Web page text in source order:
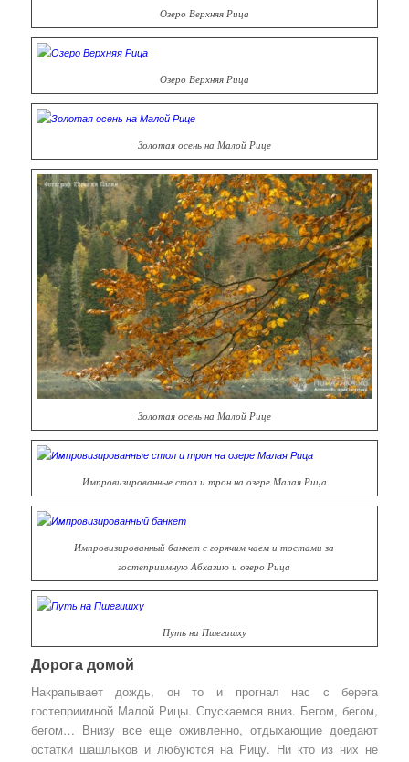
Озеро Верхняя Рица
Озеро Верхняя Рица
Золотая осень на Малой Рице
Золотая осень на Малой Рице
Импровизированные стол и трон на озере Малая Рица
Импровизированный банкет с горячим чаем и тостами за
гостеприимную Абхазию и озеро Рица
Путь на Пшегишху
Дорога домой
Накрапывает дождь, он то и прогнал нас с берега
гостеприимной Малой Рицы. Спускаемся вниз. Бегом, бегом,
бегом… Внизу все еще оживленно, отдыхающие доедают
остатки шашлыков и любуются на Рицу. Ни кто из них не